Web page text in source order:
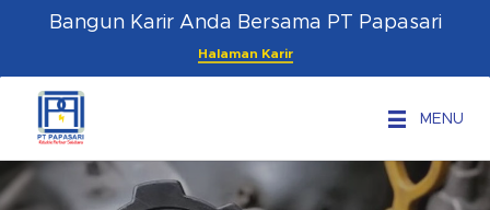
content
Bangun Karir Anda Bersama PT Papasari
Halaman Karir
MENU
Menu